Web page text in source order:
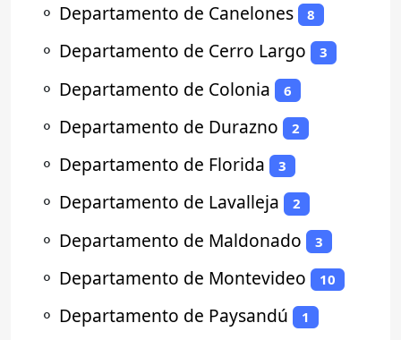
⚬ Departamento de Canelones 8
⚬ Departamento de Cerro Largo 3
⚬ Departamento de Colonia 6
⚬ Departamento de Durazno 2
⚬ Departamento de Florida 3
⚬ Departamento de Lavalleja 2
⚬ Departamento de Maldonado 3
⚬ Departamento de Montevideo 10
⚬ Departamento de Paysandú 1